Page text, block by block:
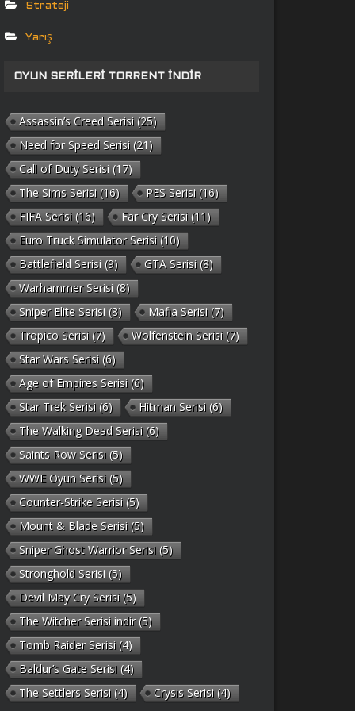
Strateji
Yarış
OYUN SERILERI TORRENT İNDIR
Assassin’s Creed Serisi (25)
Need for Speed Serisi (21)
Call of Duty Serisi (17)
The Sims Serisi (16) PES Serisi (16)
FIFA Serisi (16) Far Cry Serisi (11)
Euro Truck Simulator Serisi (10)
Battlefield Serisi (9) GTA Serisi (8)
Warhammer Serisi (8)
Sniper Elite Serisi (8) Mafia Serisi (7)
Tropico Serisi (7) Wolfenstein Serisi (7)
Star Wars Serisi (6)
Age of Empires Serisi (6)
Star Trek Serisi (6) Hitman Serisi (6)
The Walking Dead Serisi (6)
Saints Row Serisi (5)
WWE Oyun Serisi (5)
Counter-Strike Serisi (5)
Mount & Blade Serisi (5)
Sniper Ghost Warrior Serisi (5)
Stronghold Serisi (5)
Devil May Cry Serisi (5)
The Witcher Serisi indir(5)
Tomb Raider Serisi (4)
Baldur’s Gate Serisi (4)
The Settlers Serisi (4) Crysis Serisi (4)